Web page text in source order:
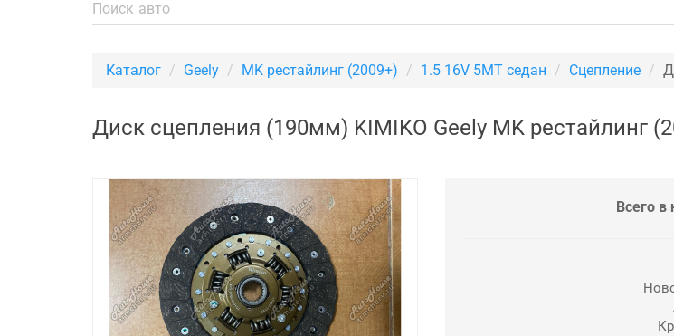
Каталог Geely MK рестайлинг (2009+) 1.5 16V 5MT седан Сцепление
Диск сцепления (190мм) KIMIKO Geely MK рестайлинг
Всего в